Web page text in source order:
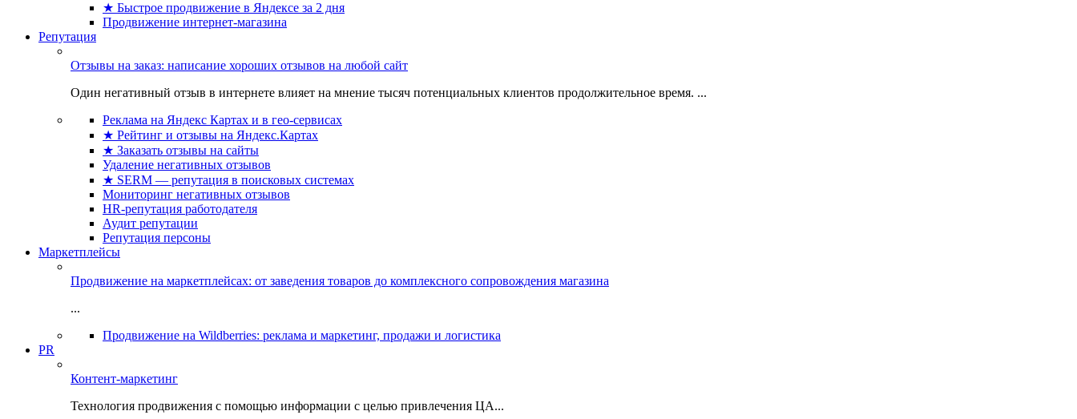
★ Быстрое продвижение в Яндексе за 2 дня
Продвижение интернет-магазина
Репутация
Отзывы на заказ: написание хороших отзывов на любой сайт
Один негативный отзыв в интернете влияет на мнение тысяч потенциальных клиентов продолжительное время. ...
Реклама на Яндекс Картах и в гео-сервисах
★ Рейтинг и отзывы на Яндекс.Картах
★ Заказать отзывы на сайты
Удаление негативных отзывов
★ SERM — репутация в поисковых системах
Мониторинг негативных отзывов
HR-репутация работодателя
Аудит репутации
Репутация персоны
Маркетплейсы
Продвижение на маркетплейсах: от заведения товаров до комплексного сопровождения магазина
...
Продвижение на Wildberries: реклама и маркетинг, продажи и логистика
PR
Контент-маркетинг
Технология продвижения с помощью информации с целью привлечения ЦА...